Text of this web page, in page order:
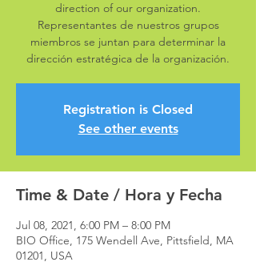
direction of our organization.
Representantes de nuestros grupos
miembros se juntan para determinar la
dirección estratégica de la organización.
Registration is Closed
See other events
Time & Date / Hora y Fecha
Jul 08, 2021, 6:00 PM – 8:00 PM
BIO Office, 175 Wendell Ave, Pittsfield, MA
01201, USA